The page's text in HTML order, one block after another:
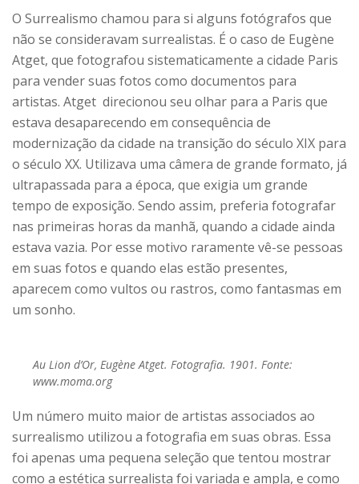
O Surrealismo chamou para si alguns fotógrafos que
não se consideravam surrealistas. É o caso de Eugène
Atget, que fotografou sistematicamente a cidade Paris
para vender suas fotos como documentos para
artistas. Atget direcionou seu olhar para a Paris que
estava desaparecendo em consequência de
modernização da cidade na transição do século XIX para
o século XX. Utilizava uma câmera de grande formato, já
ultrapassada para a época, que exigia um grande
tempo de exposição. Sendo assim, preferia fotografar
nas primeiras horas da manhã, quando a cidade ainda
estava vazia. Por esse motivo raramente vê-se pessoas
em suas fotos e quando elas estão presentes,
aparecem como vultos ou rastros, como fantasmas em
um sonho.
Au Lion d’Or, Eugène Atget. Fotografia. 1901. Fonte:
www.moma.org
Um número muito maior de artistas associados ao
surrealismo utilizou a fotografia em suas obras. Essa
foi apenas uma pequena seleção que tentou mostrar
como a estética surrealista foi variada e ampla, e como